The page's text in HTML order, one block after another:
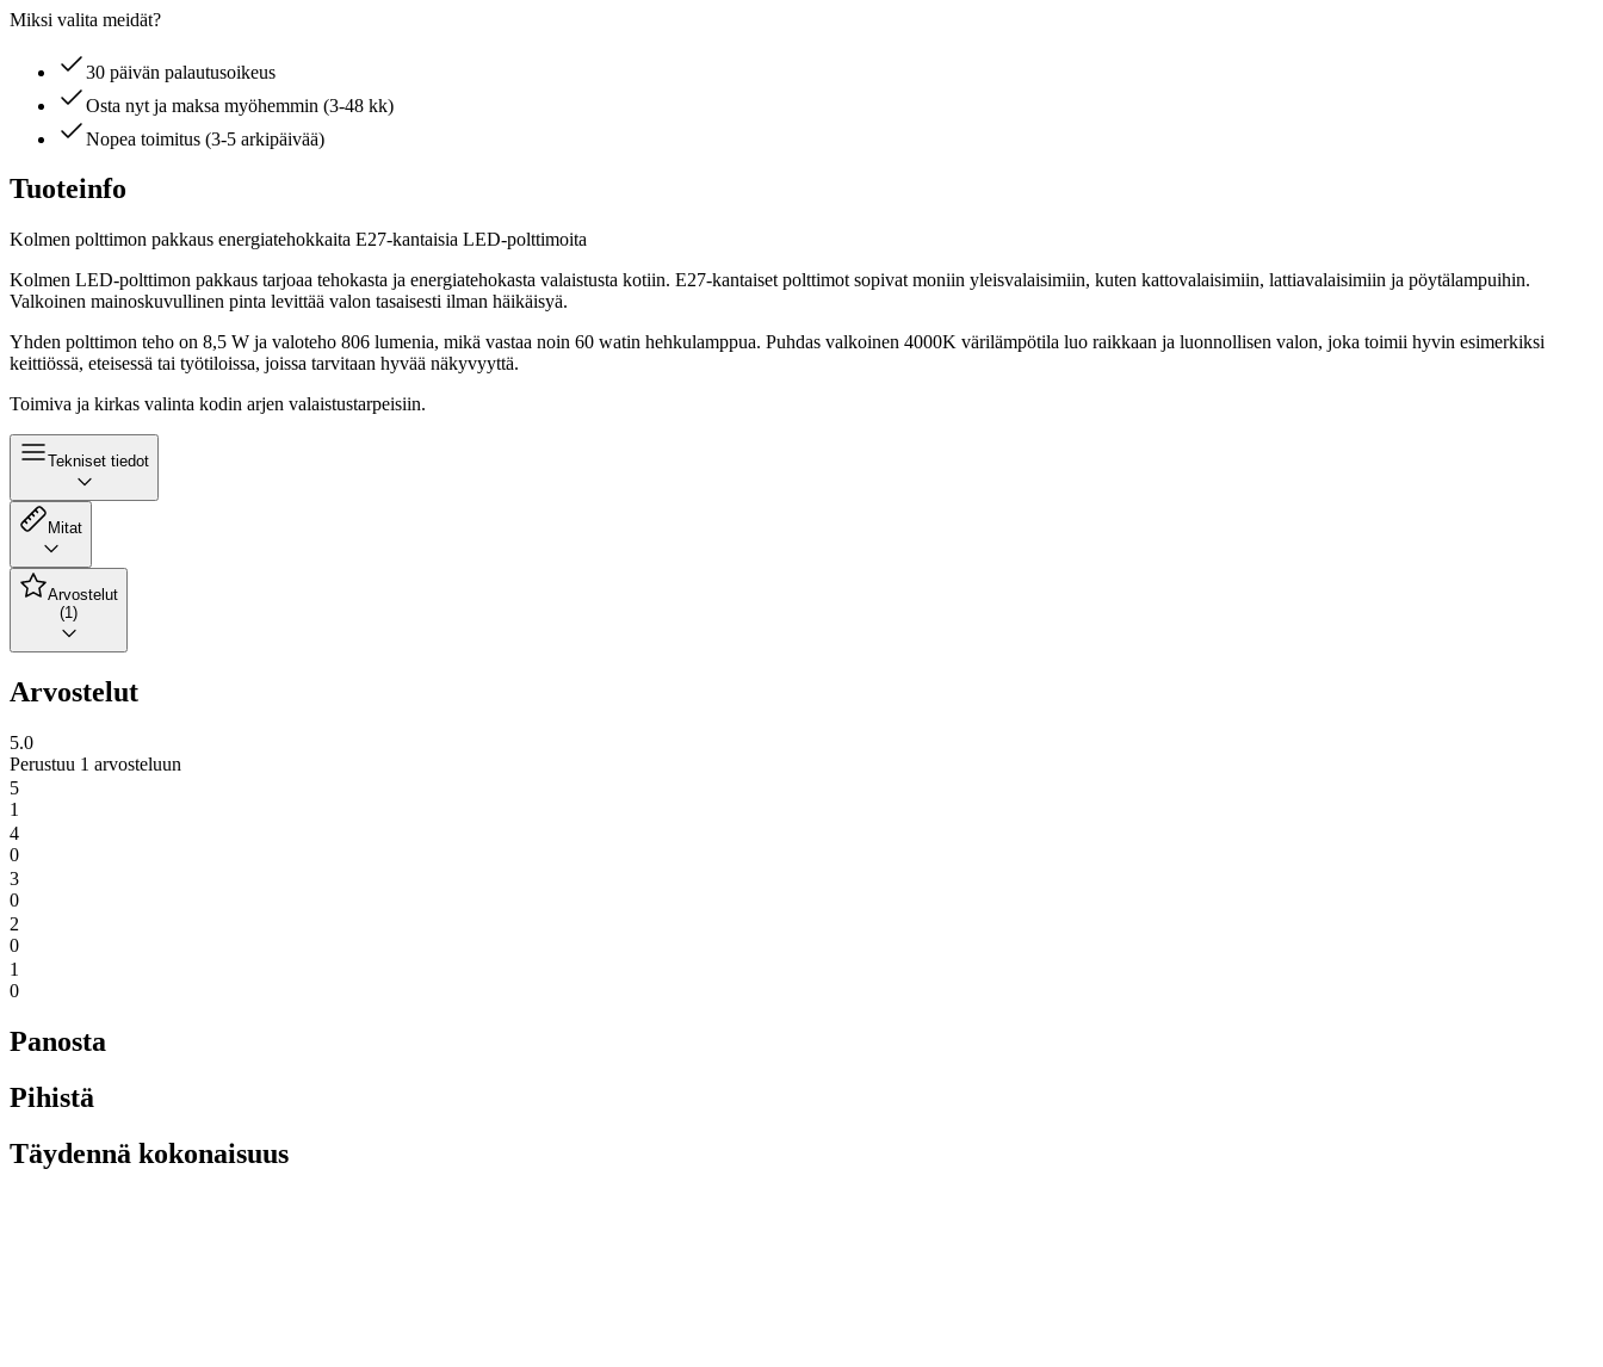
Miksi valita meidät?
30 päivän palautusoikeus
Osta nyt ja maksa myöhemmin (3-48 kk)
Nopea toimitus (3-5 arkipäivää)
Tuoteinfo
Kolmen polttimon pakkaus energiatehokkaita E27-kantaisia LED-polttimoita
Kolmen LED-polttimon pakkaus tarjoaa tehokasta ja energiatehokasta valaistusta kotiin. E27-kantaiset polttimot sopivat moniin yleisvalaisimiin, kuten kattovalaisimiin, lattiavalaisimiin ja pöytälampuihin.
Valkoinen mainoskuvullinen pinta levittää valon tasaisesti ilman häikäisyä.
Yhden polttimon teho on 8,5 W ja valoteho 806 lumenia, mikä vastaa noin 60 watin hehkulamppua. Puhdas valkoinen 4000K värilämpötila luo raikkaan ja luonnollisen valon, joka toimii hyvin esimerkiksi
keittiössä, eteisessä tai työtiloissa, joissa tarvitaan hyvää näkyvyyttä.
Toimiva ja kirkas valinta kodin arjen valaistustarpeisiin.
Tekniset tiedot
Mitat
Arvostelut
(1)
Arvostelut
5.0
Perustuu 1 arvosteluun
5
1
4
0
3
0
2
0
1
0
Panosta
Pihistä
Täydennä kokonaisuus